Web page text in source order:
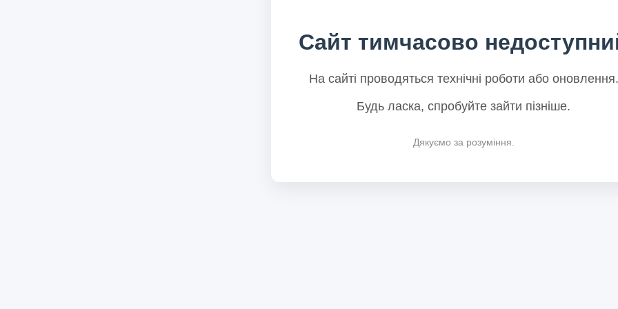
Сайт тимчасово
На сайті проводяться технічні роботи або оновлення.
Будь ласка, спробуйте зайти пізніше.
Дякуємо за розуміння.